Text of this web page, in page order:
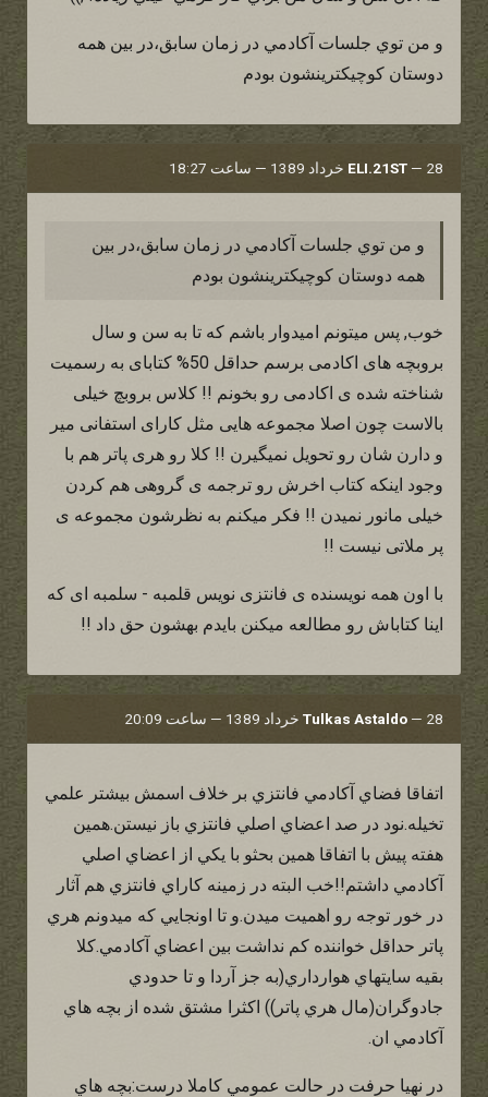
و من توي جلسات آكادمي در زمان سابق،در بين همه
دوستان كوچيكترينشون بودم
ELI.21ST — 28 خرداد 1389 — ساعت 18:27
و من توي جلسات آكادمي در زمان سابق،در بين
همه دوستان كوچيكترينشون بودم
خوب, پس میتونم امیدوار باشم که تا به سن و سال
بروبچه های اکادمی برسم حداقل 50% کتابای به رسمیت
شناخته شده ی اکادمی رو بخونم !! کلاس بروبچ خیلی
بالاست چون اصلا مجموعه هایی مثل کارای استفانی میر
و دارن شان رو تحویل نمیگیرن !! کلا رو هری پاتر هم با
وجود اینکه کتاب اخرش رو ترجمه ی گروهی هم کردن
خیلی مانور نمیدن !! فکر میکنم به نظرشون مجموعه ی
پر ملاتی نیست !!
با اون همه نویسنده ی فانتزی نویس قلمبه - سلمبه ای که
اینا کتاباش رو مطالعه میکنن بایدم بهشون حق داد !!
Tulkas Astaldo — 28 خرداد 1389 — ساعت 20:09
اتفاقا فضاي آكادمي فانتزي بر خلاف اسمش بيشتر علمي
تخيله.نود در صد اعضاي اصلي فانتزي باز نيستن.همين
هفته پيش با اتفاقا همين بحثو با يكي از اعضاي اصلي
آكادمي داشتم!!خب البته در زمينه كاراي فانتزي هم آثار
در خور توجه رو اهميت ميدن.و تا اونجايي كه ميدونم هري
پاتر حداقل خواننده كم نداشت بين اعضاي آكادمي.كلا
بقيه سايتهاي هوارداري(به جز آردا و تا حدودي
جادوگران(مال هري پاتر)) اكثرا مشتق شده از بچه هاي
آكادمي ان.
در نهيا حرفت در حالت عمومي كاملا درست:بچه هاي